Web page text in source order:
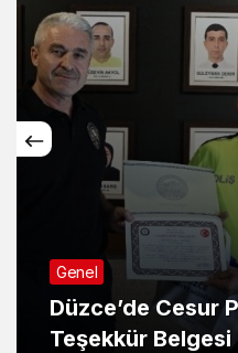
Gündüz Modu
Gündüz modunu
Gece modunu seçin.
Sistem Modu
Sistem modunu
Genel
Düzce’de Cesur
Teşekkür Belgesi